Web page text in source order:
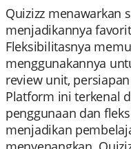
Quizizz menawarkan
menjadikannya
Fleksibilitasnya
menggunakannya
review unit,
Platform ini terkenal
penggunaan dan
menjadikan